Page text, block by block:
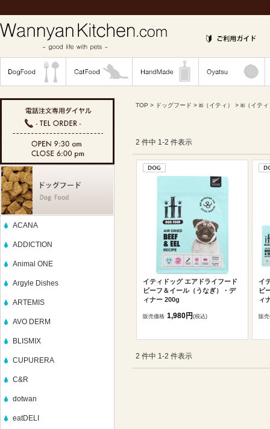
ACANA
ADDICTION
Animal ONE
Argyle Dishes
ARTEMIS
AVO DERM
BLISMIX
CUPURERA
C&R
dotwan
eatDELI
TOP > ドッグフード > iti（イティ） > iti（イテ
2 件中 1-2 件表示
イティドッグ エアドライフード
ビーフ＆イール（うなぎ）・デ
ィナー 200g
販売価格 1,980円(税込)
イ
ビ
ィ
販
2 件中 1-2 件表示